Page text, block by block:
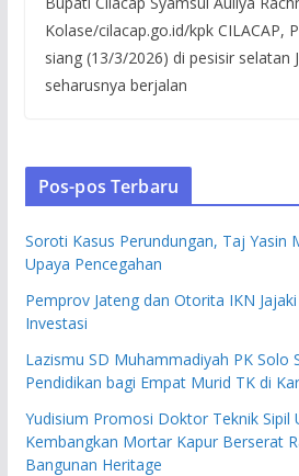
Kolase/cilacap.go.id/kpk CILACAP,
siang (13/3/2026) di pesisir selatan
seharusnya berjalan
Pos-pos Terbaru
Soroti Kasus Perundungan, Taj Yasin
Upaya Pencegahan
Pemprov Jateng dan Otorita IKN
Investasi
Lazismu SD Muhammadiyah PK Solo
Pendidikan bagi Empat Murid TK di
Yudisium Promosi Doktor Teknik Sipil
Kembangkan Mortar Kapur Berserat
Bangunan Heritage